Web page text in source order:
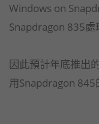
Windows on
Snapdragon 835處
因此預計年底推出
用Snapdragon 845